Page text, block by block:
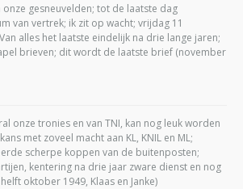
onze gesneuvelden; tot de laatste dag
van vertrek; ik zit op wacht; vrijdag 11
alles het laatste eindelijk na drie lange jaren;
brieven; dit wordt de laatste brief (november
onze tronies en van TNI, kan nog leuk worden
met zoveel macht aan KL, KNIL en ML;
scherpe koppen van de buitenposten;
kentering na drie jaar zware dienst en nog
oktober 1949, Klaas en Janke)